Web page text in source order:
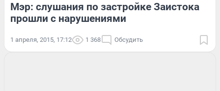
Мэр: слушания по застройке Заистока
прошли с нарушениями
1 апреля, 2015, 17:12 1 368 Обсудить